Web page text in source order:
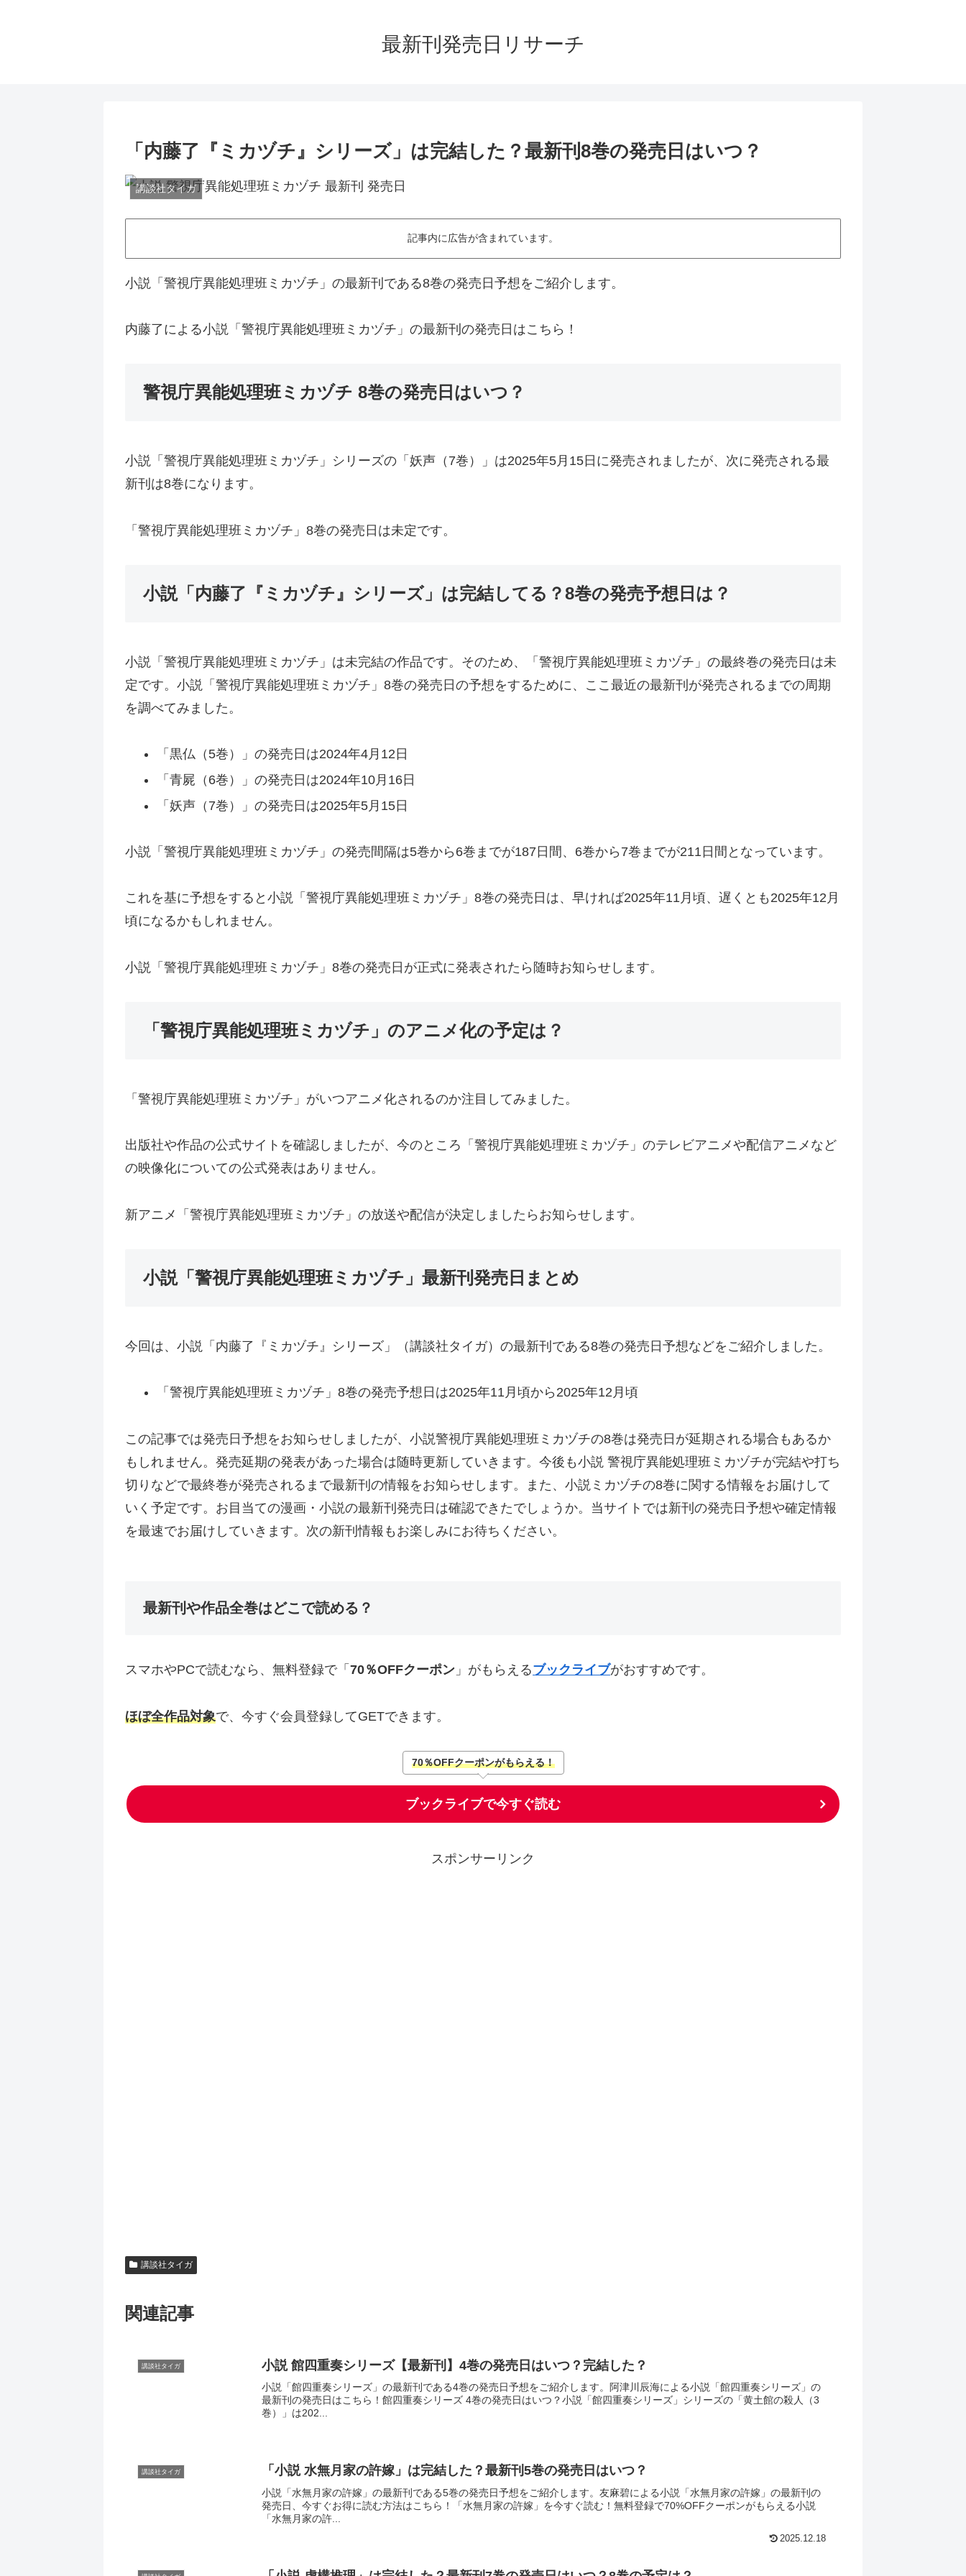
最新刊発売日リサーチ
「内藤了『ミカヅチ』シリーズ」は完結した？最新刊8巻の発売日はいつ？
講談社タイガ
記事内に広告が含まれています。
小説「警視庁異能処理班ミカヅチ」の最新刊である8巻の発売日予想をご紹介します。
内藤了による小説「警視庁異能処理班ミカヅチ」の最新刊の発売日はこちら！
警視庁異能処理班ミカヅチ 8巻の発売日はいつ？
小説「警視庁異能処理班ミカヅチ」シリーズの「妖声（7巻）」は2025年5月15日に発売されましたが、次に発売される最
新刊は8巻になります。
「警視庁異能処理班ミカヅチ」8巻の発売日は未定です。
小説「内藤了『ミカヅチ』シリーズ」は完結してる？8巻の発売予想日は？
小説「警視庁異能処理班ミカヅチ」は未完結の作品です。そのため、「警視庁異能処理班ミカヅチ」の最終巻の発売日は未
定です。小説「警視庁異能処理班ミカヅチ」8巻の発売日の予想をするために、ここ最近の最新刊が発売されるまでの周期
を調べてみました。
「黒仏（5巻）」の発売日は2024年4月12日
「青屍（6巻）」の発売日は2024年10月16日
「妖声（7巻）」の発売日は2025年5月15日
小説「警視庁異能処理班ミカヅチ」の発売間隔は5巻から6巻までが187日間、6巻から7巻までが211日間となっています。
これを基に予想をすると小説「警視庁異能処理班ミカヅチ」8巻の発売日は、早ければ2025年11月頃、遅くとも2025年12月
頃になるかもしれません。
小説「警視庁異能処理班ミカヅチ」8巻の発売日が正式に発表されたら随時お知らせします。
「警視庁異能処理班ミカヅチ」のアニメ化の予定は？
「警視庁異能処理班ミカヅチ」がいつアニメ化されるのか注目してみました。
出版社や作品の公式サイトを確認しましたが、今のところ「警視庁異能処理班ミカヅチ」のテレビアニメや配信アニメなど
の映像化についての公式発表はありません。
新アニメ「警視庁異能処理班ミカヅチ」の放送や配信が決定しましたらお知らせします。
小説「警視庁異能処理班ミカヅチ」最新刊発売日まとめ
今回は、小説「内藤了『ミカヅチ』シリーズ」（講談社タイガ）の最新刊である8巻の発売日予想などをご紹介しました。
「警視庁異能処理班ミカヅチ」8巻の発売予想日は2025年11月頃から2025年12月頃
この記事では発売日予想をお知らせしましたが、小説警視庁異能処理班ミカヅチの8巻は発売日が延期される場合もあるか
もしれません。発売延期の発表があった場合は随時更新していきます。今後も小説 警視庁異能処理班ミカヅチが完結や打ち
切りなどで最終巻が発売されるまで最新刊の情報をお知らせします。また、小説ミカヅチの8巻に関する情報をお届けして
いく予定です。お目当ての漫画・小説の最新刊発売日は確認できたでしょうか。当サイトでは新刊の発売日予想や確定情報
を最速でお届けしていきます。次の新刊情報もお楽しみにお待ちください。
最新刊や作品全巻はどこで読める？
スマホやPCで読むなら、無料登録で「 70％OFFクーポン 」がもらえるブックライブがおすすめです。
ほぼ全作品対象で、今すぐ会員登録してGETできます。
70％OFFクーポンがもらえる！
ブックライブで今すぐ読む
スポンサーリンク
講談社タイガ
関連記事
講談社タイガ 小説 館四重奏シリーズ【最新刊】4巻の発売日はいつ？完結した？
小説「館四重奏シリーズ」の最新刊である4巻の発売日予想をご紹介します。阿津川辰海による小説「館四重奏シリーズ」の
最新刊の発売日はこちら！館四重奏シリーズ 4巻の発売日はいつ？小説「館四重奏シリーズ」シリーズの「黄土館の殺人（3
巻）」は202...
講談社タイガ 「小説 水無月家の許嫁」は完結した？最新刊5巻の発売日はいつ？
小説「水無月家の許嫁」の最新刊である5巻の発売日予想をご紹介します。友麻碧による小説「水無月家の許嫁」の最新刊の
発売日、今すぐお得に読む方法はこちら！「水無月家の許嫁」を今すぐ読む！無料登録で70%OFFクーポンがもらえる小説
「水無月家の許...
2025.12.18